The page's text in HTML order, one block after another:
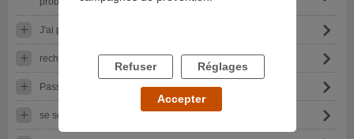
J'ai pris quelque chose sans savoir ce que c'était
rechute
Passer du subutex a la Meta
se sortir de la...
Refuser Réglages
Accepter